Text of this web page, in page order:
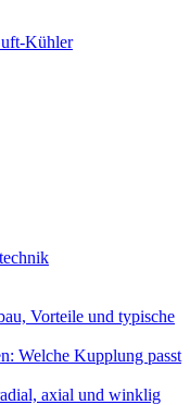
Kühler
Vorteile und typische
Welche Kupplung passt
axial und winklig